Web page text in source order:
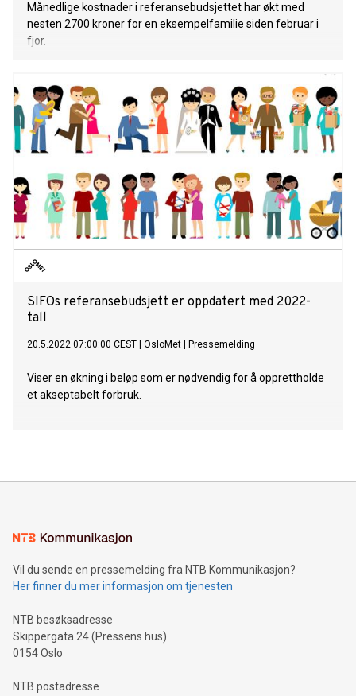
Månedlige kostnader i referansebudsjettet har økt med
nesten 2700 kroner for en eksempelfamilie siden februar i
fjor.
SIFOs referansebudsjett er oppdatert med 2022-
tall
20.5.2022 07:00:00 CEST OsloMet Pressemelding
Viser en økning i beløp som er nødvendig for å opprettholde
et akseptabelt forbruk.
Vil du sende en pressemelding fra NTB Kommunikasjon?
Her finner du mer informasjon om tjenesten
NTB besøksadresse
Skippergata 24 (Pressens hus)
0154 Oslo
NTB postadresse